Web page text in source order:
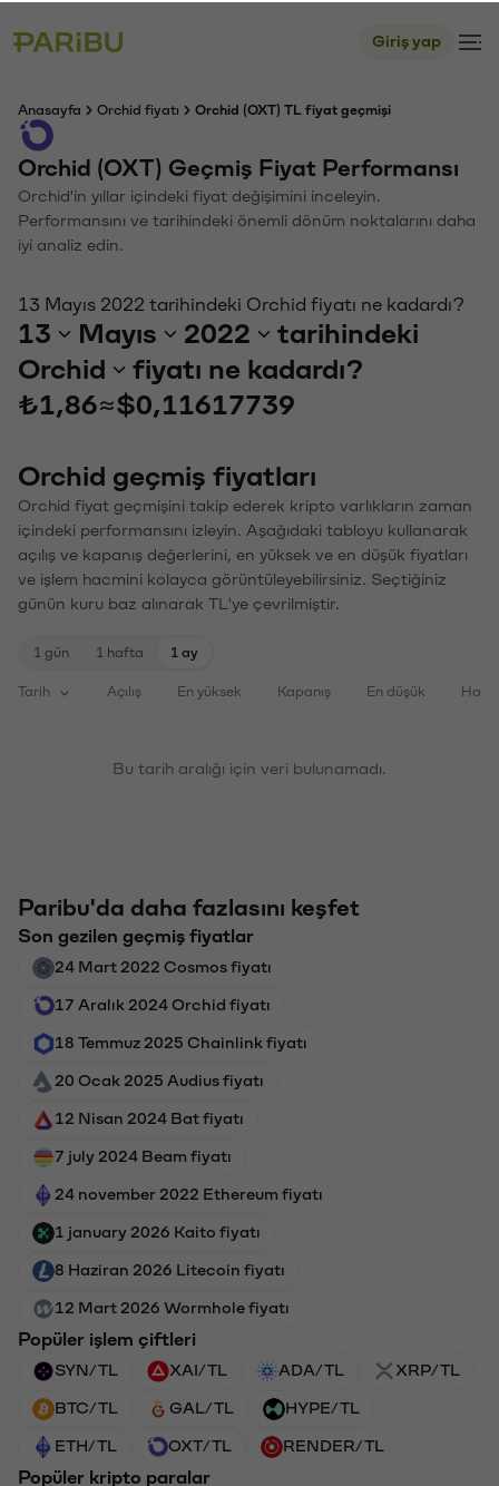
Giriş yap
Anasayfa Orchid fiyatı Orchid (OXT) TL fiyat geçmişi
Orchid (OXT) Geçmiş Fiyat Performansı
Orchid'in yıllar içindeki fiyat değişimini inceleyin.
Performansını ve tarihindeki önemli dönüm noktalarını daha
iyi analiz edin.
13 Mayıs 2022 tarihindeki Orchid fiyatı ne kadardı?
13 Mayıs 2022
tarihindeki
Orchid
fiyatı ne kadardı?
₺1,86≈$0,11617739
Orchid geçmiş fiyatları
Orchid fiyat geçmişini takip ederek kripto varlıkların zaman
içindeki performansını izleyin. Aşağıdaki tabloyu kullanarak
açılış ve kapanış değerlerini, en yüksek ve en düşük fiyatları
ve işlem hacmini kolayca görüntüleyebilirsiniz. Seçtiğiniz
günün kuru baz alınarak TL'ye çevrilmiştir.
1 gün 1 hafta 1 ay
Tarih Açılış En yüksek Kapanış En düşük
Bu tarih aralığı için veri bulunamadı.
Paribu'da daha fazlasını keşfet
Son gezilen geçmiş fiyatlar
24 Mart 2022 Cosmos fiyatı
17 Aralık 2024 Orchid fiyatı
18 Temmuz 2025 Chainlink fiyatı
20 Ocak 2025 Audius fiyatı
12 Nisan 2024 Bat fiyatı
7 july 2024 Beam fiyatı
24 november 2022 Ethereum fiyatı
1 january 2026 Kaito fiyatı
8 Haziran 2026 Litecoin fiyatı
12 Mart 2026 Wormhole fiyatı
Popüler işlem çiftleri
SYN/TL XAI/TL ADA/TL XRP/TL
BTC/TL GAL/TL HYPE/TL
ETH/TL OXT/TL RENDER/TL
Popüler kripto paralar